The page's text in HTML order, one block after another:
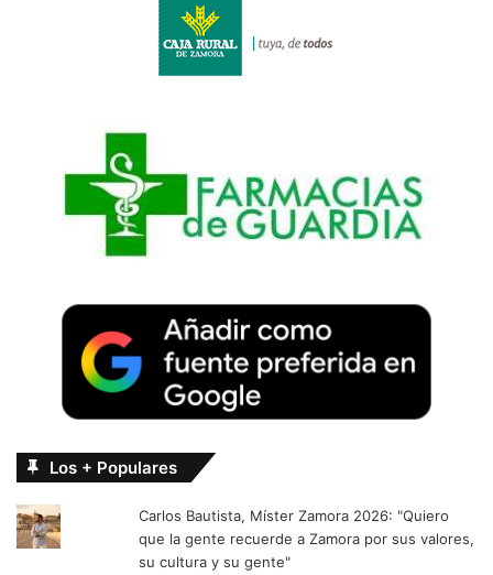
Los + Populares
Carlos Bautista, Míster Zamora 2026: "Quiero
que la gente recuerde a Zamora por sus valores,
su cultura y su gente"